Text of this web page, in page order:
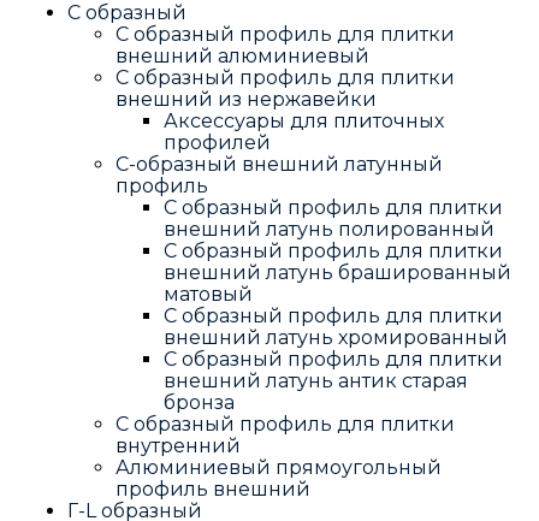
С образный
С образный профиль для плитки
внешний алюминиевый
С образный профиль для плитки
внешний из нержавейки
Аксессуары для плиточных
профилей
С-образный внешний латунный
профиль
С образный профиль для плитки
внешний латунь полированный
С образный профиль для плитки
внешний латунь брашированный
матовый
С образный профиль для плитки
внешний латунь хромированный
С образный профиль для плитки
внешний латунь антик старая
бронза
С образный профиль для плитки
внутренний
Алюминиевый прямоугольный
профиль внешний
Г-L образный